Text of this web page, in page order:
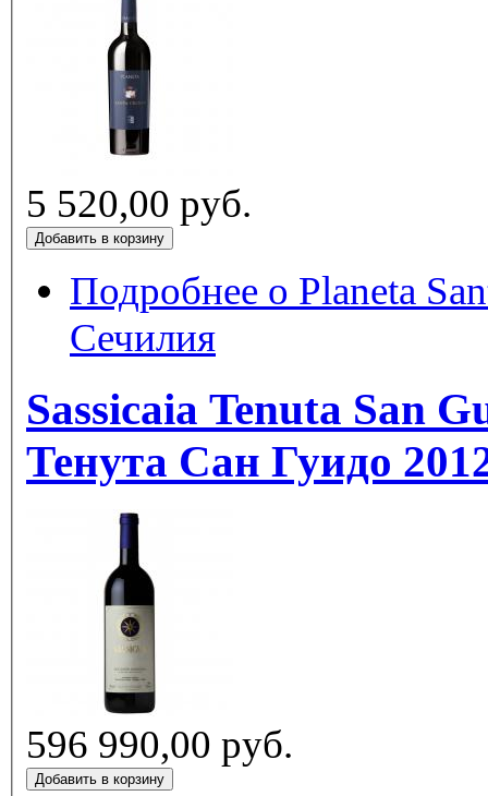
5 520,00 руб.
Подробнее о Planeta Santa
Сечилия
Sassicaia Tenuta San
Тенута Сан Гуидо
596 990,00 руб.